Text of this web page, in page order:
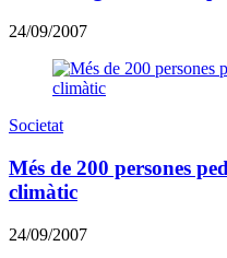
24/09/2007
Societat
Més de 200 persones
climàtic
24/09/2007